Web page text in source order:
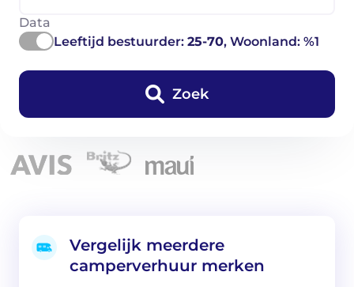
Data
Leeftijd bestuurder: 25-70, Woonland: %1
Zoek
Vergelijk meerdere
camperverhuur merken